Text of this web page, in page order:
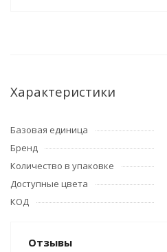
Характеристики
Базовая единица
Бренд
Количество в упаковке
Доступные цвета
КОД
Отзывы